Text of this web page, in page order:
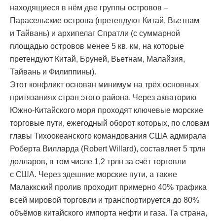
находящиеся в нём две группы островов –
Парасельские острова (претендуют Китай, Вьeтнам
и Тайвань) и архипелаг Спратли (с суммарной
площадью островов менее 5 кв. км, на которые
претендуют Китай, Бруней, Вьeтнам, Малайзия,
Тайвань и Филиппины).
Этот конфликт основан минимум на трёх основных
притязаниях стран этого района. Через акваторию
Южно-Китайского моря проходят ключевые морские
торговые пути, ежегодный оборот которых, по словам
главы Тихоокеанского командования США адмирала
Роберта Вилларда (Robert Willard), составляет 5 трлн
долларов, в том числе 1,2 трлн за счёт торговли
с США. Через здешние морские пути, а также
Малаккский пролив проходит примерно 40% трафика
всей мировой торговли и транспортируется до 80%
объёмов китайского импорта нефти и газа. Та страна,